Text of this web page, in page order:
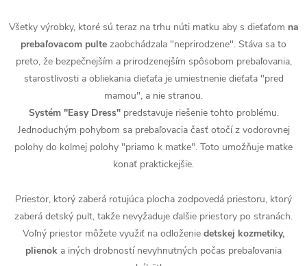
Všetky výrobky, ktoré sú teraz na trhu núti matku aby s dieťaťom na
prebaľovacom pulte zaobchádzala "neprirodzene". Stáva sa to
preto, že bezpečnejším a prirodzenejším spôsobom prebaľovania,
starostlivosti a obliekania dieťaťa je umiestnenie dieťaťa "pred
mamou", a nie stranou.
Systém "Easy Dress"predstavuje riešenie tohto problému.
Jednoduchým pohybom sa prebaľovacia časť otočí z vodorovnej
polohy do kolmej polohy "priamo k matke". Toto umožňuje matke
konať praktickejšie.
Priestor, ktorý zaberá rotujúca plocha zodpovedá priestoru, ktorý
zaberá detský pult, takže nevyžaduje ďalšie priestory po stranách.
Voľný priestor môžete využiť na odloženie detskej kozmetiky,
plienok a iných drobností nevyhnutných počas prebaľovania